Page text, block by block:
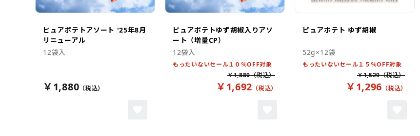
ピュアポテトアソート '25年8月
リニューアル
12袋入
￥1,880
ピュアポテトゆず胡椒入りアソ
ート（増量CP）
12袋入
もったいないセール１０％OFF対象
￥1,692
￥1,880
ピュアポテト ゆず胡椒
52g×12袋
もったいないセール１５％OFF対象
￥1,296
￥1,529